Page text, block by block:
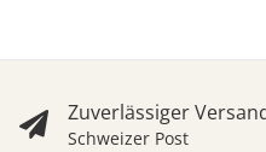
Zuverlässiger
Schweizer Post